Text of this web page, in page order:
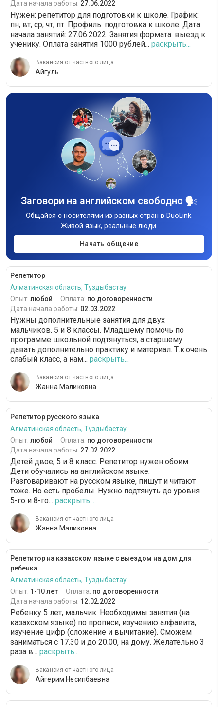
Дата начала работы: 27.06.2022
Нужен: репетитор для подготовки к школе. График:
пн, вт, ср, чт, пт. Профиль: подготовка к школе. Дата
начала занятий: 27.06.2022. Занятия формата: выезд к
ученику. Оплата занятия 1000 рублей... раскрыть...
Вакансия от частного лица
Айгуль
Заговори на английском свободно
Общайся с носителями из разных стран в DuoLink.
Живой язык, реальные люди.
Начать общение
Репетитор
Алматинская область, Туздыбастау
Опыт: любой Оплата: по договоренности
Дата начала работы: 02.03.2022
Нужны дополнительные занятия для двух
мальчиков. 5 и 8 классы. Младшему помочь по
программе школьной подтянуться, а старшему
давать дополнительно практику и материал. Т.к.очень
слабый класс, а нам... раскрыть...
Вакансия от частного лица
Жанна Маликовна
Репетитор русского языка
Алматинская область, Туздыбастау
Опыт: любой Оплата: по договоренности
Дата начала работы: 27.02.2022
Детей двое, 5 и 8 класс. Репетитор нужен обоим.
Дети обучались на английском языке.
Разговаривают на русском языке, пишут и читают
тоже. Но есть пробелы. Нужно подтянуть до уровня
5-го и 8-го... раскрыть...
Вакансия от частного лица
Жанна Маликовна
Репетитор на казахском языке с выездом на дом для
ребенка...
Алматинская область, Туздыбастау
Опыт: 1-10 лет Оплата: по договоренности
Дата начала работы: 12.02.2022
Ребенку 5 лет, мальчик. Необходимы занятия (на
казахском языке) по прописи, изучению алфавита,
изучение цифр (сложение и вычитание). Сможем
заниматься с 17.30 и до 20.00, на дому. Желательно 3
раза в... раскрыть...
Вакансия от частного лица
Айгерим Несипбаевна